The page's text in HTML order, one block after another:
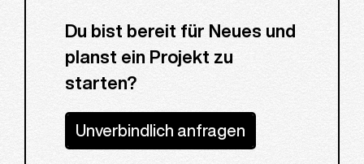
Du bist bereit für Neues und
planst ein Projekt zu
starten?
Unverbindlich anfragen